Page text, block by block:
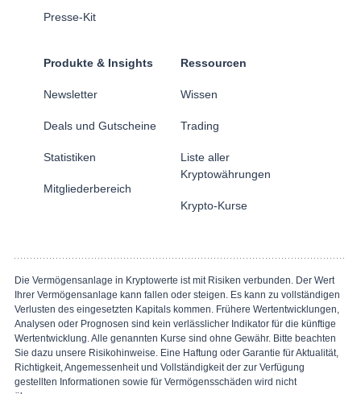
Presse-Kit
Produkte & Insights
Newsletter
Deals und Gutscheine
Statistiken
Mitgliederbereich
Ressourcen
Wissen
Trading
Liste aller
Kryptowährungen
Krypto-Kurse
Die Vermögensanlage in Kryptowerte ist mit Risiken verbunden. Der Wert
Ihrer Vermögensanlage kann fallen oder steigen. Es kann zu vollständigen
Verlusten des eingesetzten Kapitals kommen. Frühere Wertentwicklungen,
Analysen oder Prognosen sind kein verlässlicher Indikator für die künftige
Wertentwicklung. Alle genannten Kurse sind ohne Gewähr. Bitte beachten
Sie dazu unsere Risikohinweise. Eine Haftung oder Garantie für Aktualität,
Richtigkeit, Angemessenheit und Vollständigkeit der zur Verfügung
gestellten Informationen sowie für Vermögensschäden wird nicht